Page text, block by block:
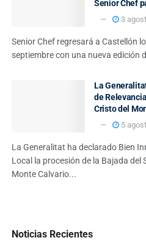
Senior Chef
3
Senior Chef regresará a Castellón
septiembre con una nueva edición
La
de
Cristo del
5
La Generalitat ha declarado Bien
Local la procesión de la Bajada del
Monte Calvario...
Noticias Recientes